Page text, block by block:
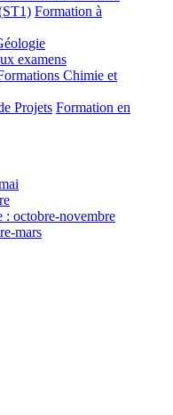
Formation à
examens
Chimie et
Projets Formation en
: octobre-novembre
mars